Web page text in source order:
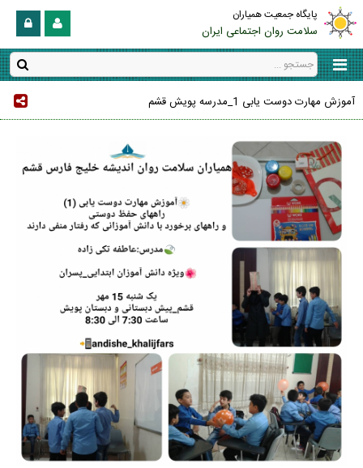
پایگاه جمعیت همیاران
سلامت روان اجتماعی ایران
آموزش مهارت دوست یابی 1_مدرسه پویش قشم